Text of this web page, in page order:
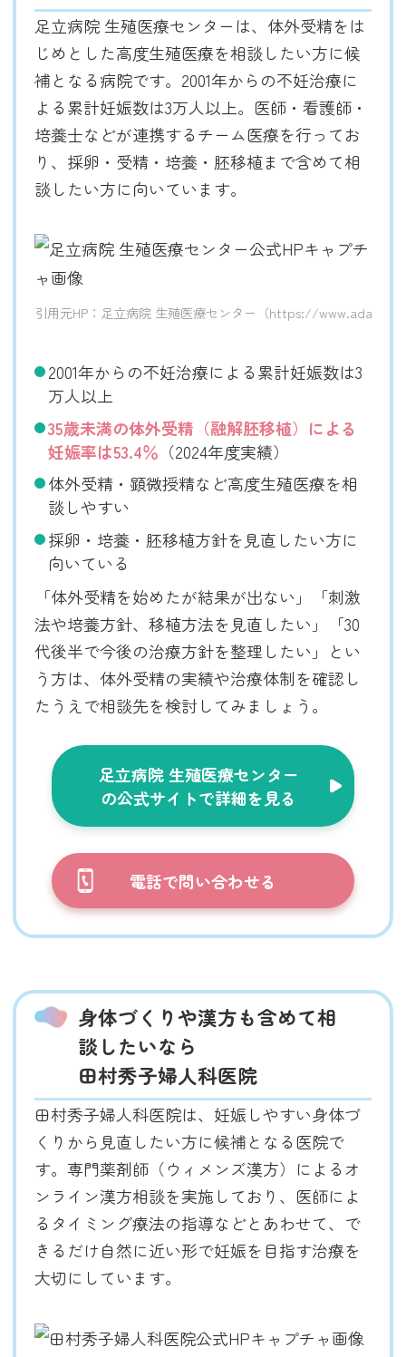
足立病院 生殖医療センターは、体外受精をは
じめとした高度生殖医療を相談したい方に候
補となる病院です。2001年からの不妊治療に
よる累計妊娠数は3万人以上。医師・看護師・
培養士などが連携するチーム医療を行ってお
り、採卵・受精・培養・胚移植まで含めて相
談したい方に向いています。
引用元HP：足立病院 生殖医療センター（https://
2001年からの不妊治療による累計妊娠数は3
万人以上
35歳未満の体外受精（融解胚移植）による
妊娠率は53.4％ （2024年度実績）
体外受精・顕微授精など高度生殖医療を相
談しやすい
採卵・培養・胚移植方針を見直したい方に
向いている
「体外受精を始めたが結果が出ない」「刺激
法や培養方針、移植方法を見直したい」「30
代後半で今後の治療方針を整理したい」とい
う方は、体外受精の実績や治療体制を確認し
たうえで相談先を検討してみましょう。
足立病院 生殖医療センター
の公式サイトで詳細を見る
電話で問い合わせる
身体づくりや漢方も含めて相
談したいなら
田村秀子婦人科医院
田村秀子婦人科医院は、妊娠しやすい身体づ
くりから見直したい方に候補となる医院で
す。専門薬剤師（ウィメンズ漢方）によるオ
ンライン漢方相談を実施しており、医師によ
るタイミング療法の指導などとあわせて、で
きるだけ自然に近い形で妊娠を目指す治療を
大切にしています。